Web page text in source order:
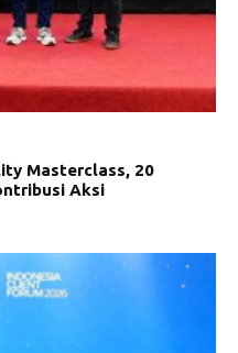
Masterclass, 20
Aksi